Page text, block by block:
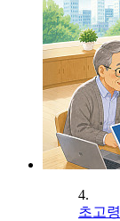
4.
초고